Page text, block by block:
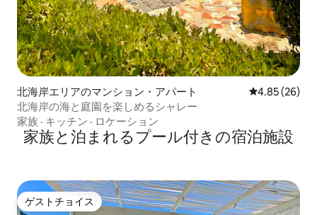
北海岸エリアのマンション・アパート レビュー26
4.85 (26)
北海岸の海と庭園を楽しめるシャレー
家族 · キッチン · ロケーション
家族と泊まれるプール付きの宿泊施設
ゲストチョイス
ゲストチョイス